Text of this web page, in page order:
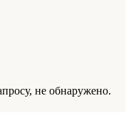
не обнаружено.